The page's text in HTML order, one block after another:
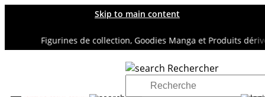
Skip to main content
Figurines de collection, Goodies Manga et Produits
Rechercher